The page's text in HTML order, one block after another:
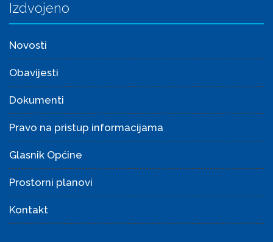
Izdvojeno
Novosti
Obavijesti
Dokumenti
Pravo na pristup informacijama
Glasnik Općine
Prostorni planovi
Kontakt